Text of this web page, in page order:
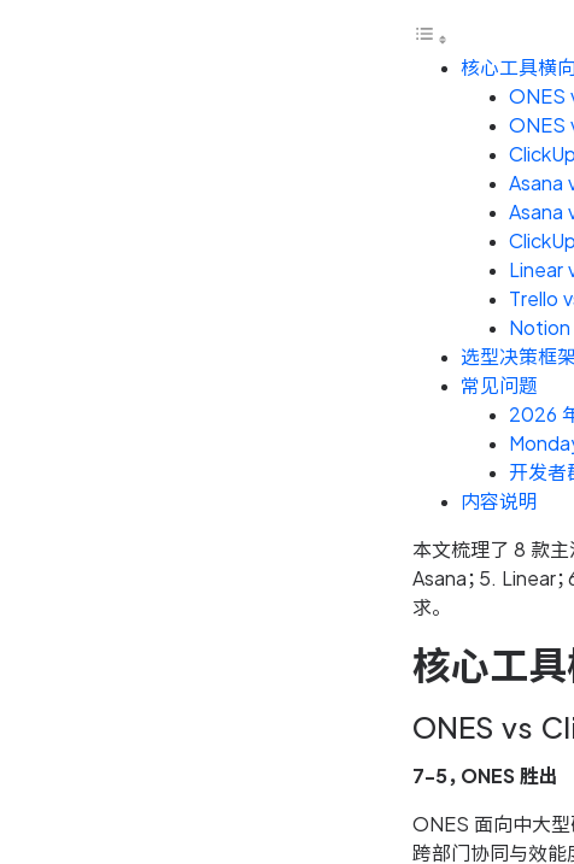
核心工具横
ONES
ONES
Asana
Asana
Linear
Trello
Notion
选型决策框架
常见问题
2026
开发者
内容说明
本文梳理了 8 款主
Asana；5. Linear
求。
核心工
ONES vs
7-5，ONES 胜出
ONES 面向中大型
跨部门协同与效能